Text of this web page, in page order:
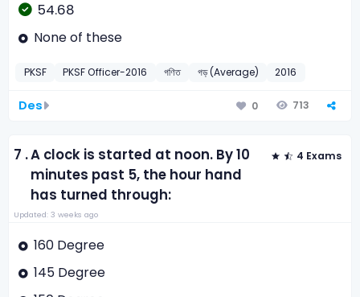
54.68
None of these
PKSF PKSF Officer-2016 গণিত গড় (Average) 2016
Des 0 713
7 .A clock is started at noon. By 10
minutes past 5, the hour hand
has turned through:
4 Exams
Updated: 3 weeks ago
160 Degree
145 Degree